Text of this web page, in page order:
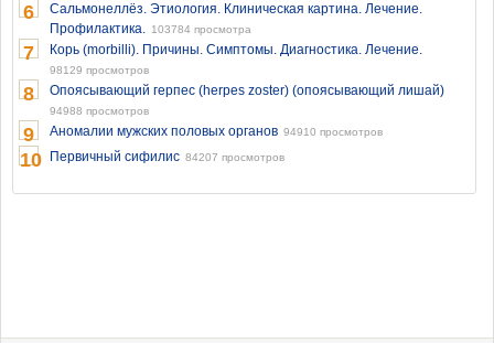
6
Сальмонеллёз. Этиология. Клиническая картина. Лечение.
Профилактика. 103784 просмотра
7 Корь (morbilli). Причины. Симптомы. Диагностика. Лечение.
98129 просмотров
8 Опоясывающий герпес (herpes zoster) (опоясывающий лишай)
94988 просмотров
9 Аномалии мужских половых органов 94910 просмотров
10 Первичный сифилис 84207 просмотров